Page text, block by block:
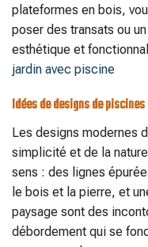
plateformes en bois,
poser des transats ou
esthétique et
jardin avec piscine
Idées de designs de
Les designs modernes
simplicité et de la
sens : des lignes
le bois et la pierre, et
paysage sont des
débordement qui se